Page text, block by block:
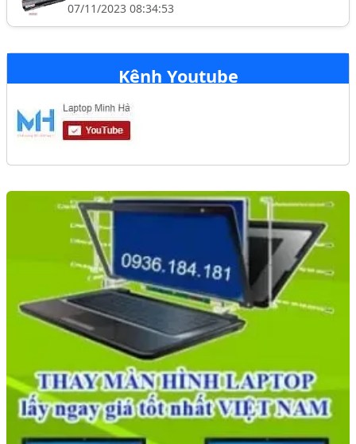
07/11/2023 08:34:53
Kênh Youtube